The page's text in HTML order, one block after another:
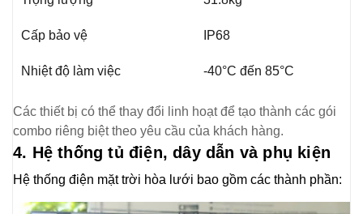
Cấp bảo vệ IP68
Nhiệt độ làm việc -40°C đến 85°C
Các thiết bị có thể thay đổi linh hoạt để tạo thành các gói
combo riêng biệt theo yêu cầu của khách hàng.
4. Hệ thống tủ điện, dây dẫn và phụ kiện
Hệ thống điện mặt trời hòa lưới bao gồm các thành phần: